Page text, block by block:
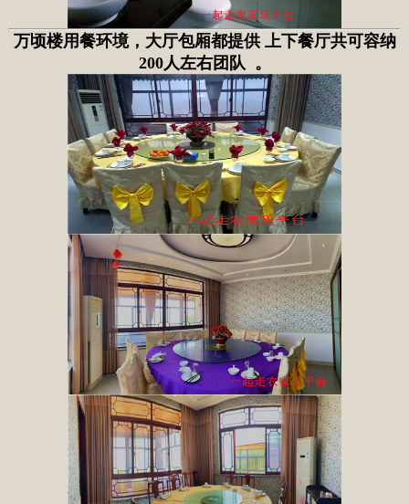
万顷楼用餐环境，大厅包厢都提供 上下餐厅共可容纳
200人左右团队 。